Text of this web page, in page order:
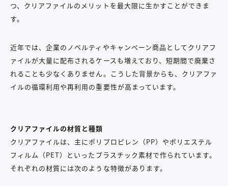
つ、クリアファイルのメリットを最大限に生かすことができま
す。
近年では、企業のノベルティやキャンペーン商品としてクリアフ
ァイルが大量に配布されるケースも増えており、短期間で廃棄さ
れることも少なくありません。こうした背景からも、クリアファ
イルの循環利用や再利用の重要性が高まっています。
クリアファイルの材質と種類
クリアファイルは、主にポリプロピレン（PP）やポリエステル
フィルム（PET）といったプラスチック素材で作られています。
それぞれの材質には次のような特徴があります。